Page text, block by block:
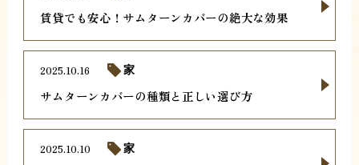
賃貸でも安心！サムターンカバーの絶大な効果
サムターンカバーの種類と正しい選び方
2025.10.16 家
2025.10.10 家